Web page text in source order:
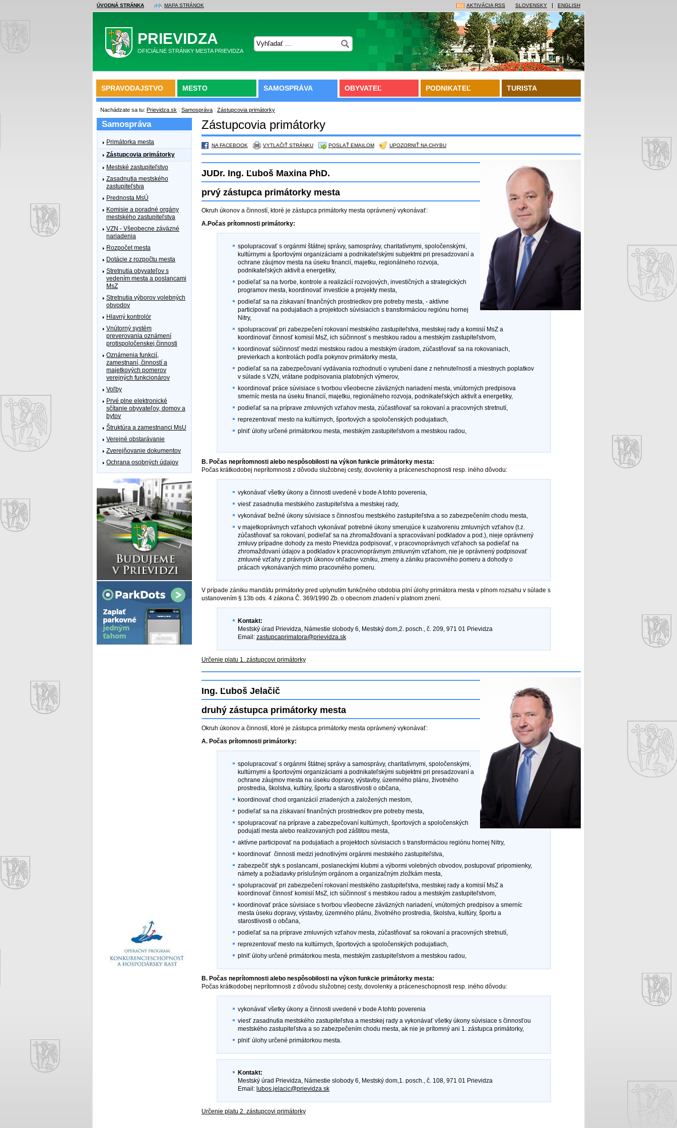
ÚVODNÁ STRÁNKA MAPA STRÁNOK SLOVENSKY ENGLISH
AKTIVÁCIA RSS
PRIEVIDZA
OFICIÁLNE STRÁNKY MESTA PRIEVIDZA
SPRAVODAJSTVO MESTO SAMOSPRÁVA OBYVATEĽ PODNIKATEĽ TURISTA
Nachádzate sa tu: Prievidza.sk \ Samospráva \ Zástupcovia primátorky
Zástupcovia primátorky
NA FACEBOOK VYTLAČIŤ STRÁNKU POSLAŤ EMAILOM UPOZORNIŤ NA CHYBU
JUDr. Ing. Ľuboš Maxina PhD.
prvý zástupca primátorky mesta
Okruh úkonov a činností, ktoré je zástupca primátorky mesta oprávnený vykonávať:
A.Počas prítomnosti primátorky:
spolupracovať s orgánmi štátnej správy, samosprávy, charitatívnymi, spoločenskými,
kultúrnymi a športovými organizáciami a podnikateľskými subjektmi pri presadzovaní a
ochrane záujmov mesta na úseku financií, majetku, regionálneho rozvoja,
podnikateľských aktivít a energetiky,
podieľať sa na tvorbe, kontrole a realizácií rozvojových, investičných a strategických
programov mesta, koordinovať investície a projekty mesta,
podieľať sa na získavaní finančných prostriedkov pre potreby mesta, - aktívne
participovať na podujatiach a projektoch súvisiacich s transformáciou regiónu hornej
Nitry,
spolupracovať pri zabezpečení rokovaní mestského zastupiteľstva, mestskej rady a komisií MsZ a
koordinovať činnosť komisií MsZ, ich súčinnosť s mestskou radou a mestským zastupiteľstvom,
koordinovať súčinnosť medzi mestskou radou a mestským úradom, zúčastňovať sa na rokovaniach,
previerkach a kontrolách podľa pokynov primátorky mesta,
podieľať sa na zabezpečovaní vydávania rozhodnutí o vyrubení dane z nehnuteľností a miestnych poplatkov
v súlade s VZN, vrátane podpisovania platobných výmerov,
koordinovať práce súvisiace s tvorbou všeobecne záväzných nariadení mesta, vnútorných predpisova
smerníc mesta na úseku financií, majetku, regionálneho rozvoja, podnikateľských aktivít a energetiky,
podieľať sa na príprave zmluvných vzťahov mesta, zúčastňovať sa rokovaní a pracovných stretnutí,
reprezentovať mesto na kultúrnych, športových a spoločenských podujatiach,
plniť úlohy určené primátorkou mesta, mestským zastupiteľstvom a mestskou radou,
B. Počas neprítomnosti alebo nespôsobilosti na výkon funkcie primátorky mesta:
Počas krátkodobej neprítomnosti z dôvodu služobnej cesty, dovolenky a práceneschopnosti resp. iného dôvodu:
vykonávať všetky úkony a činnosti uvedené v bode A tohto poverenia,
viesť zasadnutia mestského zastupiteľstva a mestskej rady,
vykonávať bežné úkony súvisiace s činnosťou mestského zastupiteľstva a so zabezpečením chodu mesta,
v majetkoprávnych vzťahoch vykonávať potrebné úkony smerujúce k uzatvoreniu zmluvných vzťahov (t.z.
zúčastňovať sa rokovaní, podieľať sa na zhromažďovaní a spracovávaní podkladov a pod.), nieje oprávnený
zmluvy prípadne dohody za mesto Prievidza podpisovať, v pracovnoprávnych vzťahoch sa podieľať na
zhromažďovaní údajov a podkladov k pracovnoprávnym zmluvným vzťahom, nie je oprávnený podpisovať
zmluvné vzťahy z právnych úkonov ohľadne vzniku, zmeny a zániku pracovného pomeru a dohody o
prácach vykonávaných mimo pracovného pomeru.
V prípade zániku mandátu primátorky pred uplynutím funkčného obdobia plní úlohy primátora mesta v plnom rozsahu v súlade s
ustanovením § 13b ods. 4 zákona Č. 369/1990 Zb. o obecnom zriadení v platnom znení.
Kontakt:
Mestský úrad Prievidza, Námestie slobody 6, Mestský dom,2. posch., č. 209, 971 01 Prievidza
Email: zastupcaprimatora@prievidza.sk
Určenie platu 1. zástupcovi primátorky
Ing. Ľuboš Jelačič
druhý zástupca primátorky mesta
Okruh úkonov a činností, ktoré je zástupca primátorky mesta oprávnený vykonávať:
A. Počas prítomnosti primátorky:
spolupracovať s orgánmi štátnej správy a samosprávy, charitatívnymi, spoločenskými,
kultúrnymi a športovými organizáciami a podnikateľskými subjektmi pri presadzovaní a
ochrane záujmov mesta na úseku dopravy, výstavby, územného plánu, životného
prostredia, školstva, kultúry, športu a starostlivosti o občana,
koordinovať chod organizácií zriadených a založených mestom,
podieľať sa na získavaní finančných prostriedkov pre potreby mesta,
spolupracovať na príprave a zabezpečovaní kultúrnych, športových a spoločenských
podujatí mesta alebo realizovaných pod záštitou mesta,
aktívne participovať na podujatiach a projektoch súvisiacich s transformáciou regiónu hornej Nitry,
koordinovať činnosti medzi jednotlivými orgánmi mestského zastupiteľstva,
zabezpečiť styk s poslancami, poslaneckými klubmi a výbormi volebných obvodov, postupovať pripomienky,
námety a požiadavky príslušným orgánom a organizačným zložkám mesta,
spolupracovať pri zabezpečení rokovaní mestského zastupiteľstva, mestskej rady a komisií MsZ a
koordinovať činnosť komisií MsZ, ich súčinnosť s mestskou radou a mestským zastupiteľstvom,
koordinovať práce súvisiace s tvorbou všeobecne záväzných nariadení, vnútorných predpisov a smerníc
mesta úseku dopravy, výstavby, územného plánu, životného prostredia, školstva, kultúry, športu a
starostlivosti o občana,
podieľať sa na príprave zmluvných vzťahov mesta, zúčastňovať sa rokovaní a pracovných stretnutí,
reprezentovať mesto na kultúrnych, športových a spoločenských podujatiach,
plniť úlohy určené primátorkou mesta, mestským zastupiteľstvom a mestskou radou,
B. Počas neprítomnosti alebo nespôsobilosti na výkon funkcie primátorky mesta:
Počas krátkodobej neprítomnosti z dôvodu služobnej cesty, dovolenky a práceneschopnosti resp. iného dôvodu:
vykonávať všetky úkony a činnosti uvedené v bode A tohto poverenia
viesť zasadnutia mestského zastupiteľstva a mestskej rady a vykonávať všetky úkony súvisiace s činnosťou
mestského zastupiteľstva a so zabezpečením chodu mesta, ak nie je prítomný ani 1. zástupca primátorky,
plniť úlohy určené primátorkou mesta.
Kontakt:
Mestský úrad Prievidza, Námestie slobody 6, Mestský dom,1. posch., č. 108, 971 01 Prievidza
Email: lubos.jelacic@prievidza.sk
Určenie platu 2. zástupcovi primátorky
Samospráva
Primátorka mesta
Zástupcovia primátorky
Mestské zastupiteľstvo
Zasadnutia mestského
zastupiteľstva
Prednosta MsÚ
Komisie a poradné orgány
mestského zastupiteľstva
VZN - Všeobecne záväzné
nariadenia
Rozpočet mesta
Dotácie z rozpočtu mesta
Stretnutia obyvateľov s
vedením mesta a poslancami
MsZ
Stretnutia výborov volebných
obvodov
Hlavný kontrolór
Vnútorný systém
preverovania oznámení
protispoločenskej činnosti
Oznámenia funkcií,
zamestnaní, činností a
majetkových pomerov
verejných funkcionárov
Voľby
Prvé plne elektronické
sčítanie obyvateľov, domov a
bytov
Štruktúra a zamestnanci MsU
Verejné obstarávanie
Zverejňovanie dokumentov
Ochrana osobných údajov